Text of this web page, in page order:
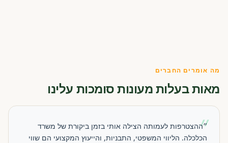
מה אומרים החברים
מאות בעלות מעונות סומכות עלינו
״
״ההצטרפות לעמותה הצילה אותי בזמן ביקורת של משרד
הכלכלה. הליווי המשפטי, התבניות, והייעוץ המקצועי הם שווי